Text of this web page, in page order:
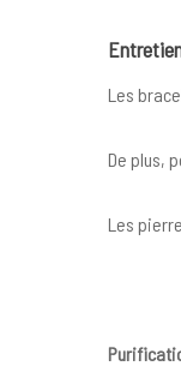
Les
De plus,
Les